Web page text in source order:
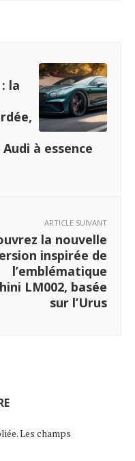
la
à essence
ARTICLE SUIVANT
la nouvelle
inspirée de
l’emblématique
LM002, basée
sur l’Urus
Les champs